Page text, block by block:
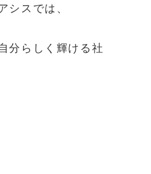
スでは、
分らしく輝ける社